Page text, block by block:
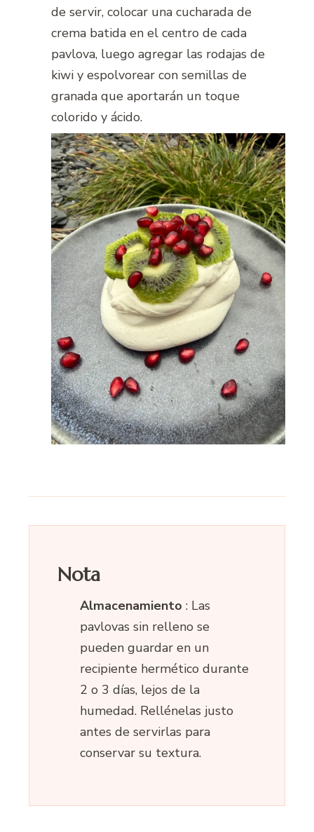
de servir, colocar una cucharada de
crema batida en el centro de cada
pavlova, luego agregar las rodajas de
kiwi y espolvorear con semillas de
granada que aportarán un toque
colorido y ácido.
Nota
Almacenamiento : Las
pavlovas sin relleno se
pueden guardar en un
recipiente hermético durante
2 o 3 días, lejos de la
humedad. Rellénelas justo
antes de servirlas para
conservar su textura.